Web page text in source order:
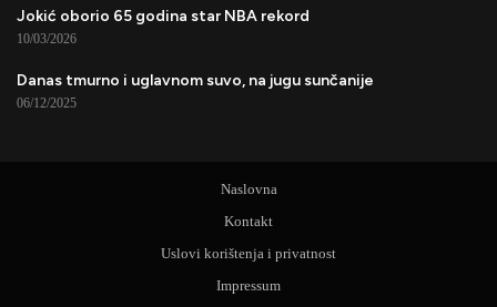
Jokić oborio 65 godina star NBA rekord
10/03/2026
Danas tmurno i uglavnom suvo, na jugu sunčanije
06/12/2025
Naslovna
Kontakt
Uslovi korištenja i privatnost
Impressum